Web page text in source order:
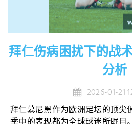
拜仁伤病困扰下的战
分析
2026-01-21
拜仁慕尼黑作为欧洲足坛的顶尖